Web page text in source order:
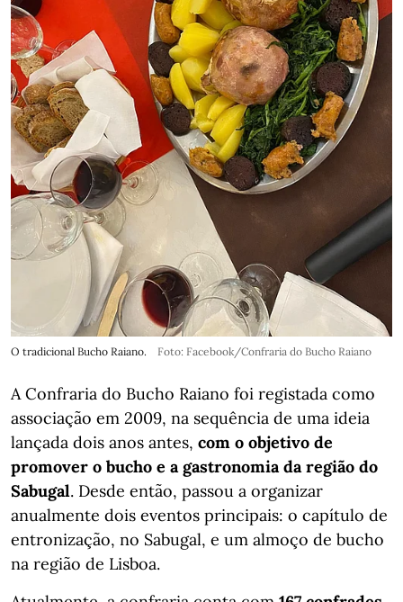
O tradicional Bucho Raiano. Foto: Facebook/Confraria do Bucho Raiano
A Confraria do Bucho Raiano foi registada como
associação em 2009, na sequência de uma ideia
lançada dois anos antes, com o objetivo de
promover o bucho e a gastronomia da região do
Sabugal. Desde então, passou a organizar
anualmente dois eventos principais: o capítulo de
entronização, no Sabugal, e um almoço de bucho
na região de Lisboa.